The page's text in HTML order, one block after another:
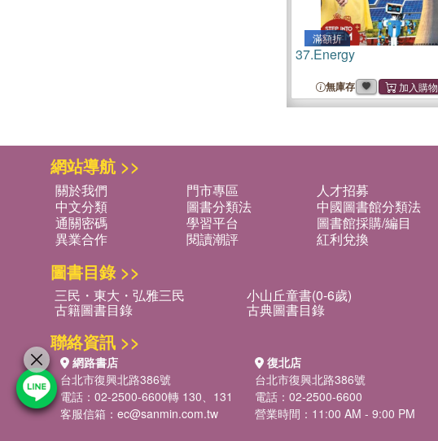
滿額折
37.Energy
無庫存
網站導航 >>
關於我們 門市專區 人才招募
中文分類
圖書分類法 中國圖書館分類法
通關密碼
學習平台 圖書館採購/編目
異業合作
閱讀潮評 紅利兌換
圖書目錄 >>
三民・東大・弘雅三民 小山丘童書(0-6歲)
古籍圖書目錄 古典圖書目錄
聯絡資訊 >>
網路書店
台北市復興北路386號
電話：02-2500-6600轉 130、131
客服信箱： ec@sanmin.com.tw
復北店
台北市復興北路386號
電話：02-2500-6600
營業時間：11:00 AM - 9:00 PM